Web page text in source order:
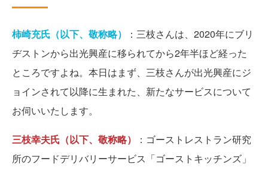
柿崎充氏（以下、敬称略）
：三枝さんは、2020年にブリ
ヂストンから出光興産に移られてから2年半ほど経った
ところですよね。本日はまず、三枝さんが出光興産にジ
ョインされて以降に生まれた、新たなサービスについて
お伺いいたします。
三枝幸夫氏（以下、敬称略）
：ゴーストレストラン研究
所のフードデリバリーサービス「ゴーストキッチンズ」